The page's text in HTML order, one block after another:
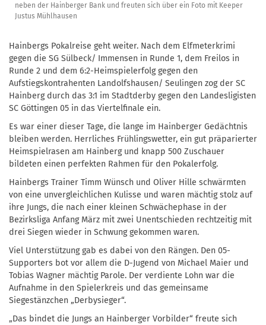
neben der Hainberger Bank und freuten sich über ein Foto mit Keeper
Justus Mühlhausen
Hainbergs Pokalreise geht weiter. Nach dem Elfmeterkrimi
gegen die SG Sülbeck/ Immensen in Runde 1, dem Freilos in
Runde 2 und dem 6:2-Heimspielerfolg gegen den
Aufstiegskontrahenten Landolfshausen/ Seulingen zog der SC
Hainberg durch das 3:1 im Stadtderby gegen den Landesligisten
SC Göttingen 05 in das Viertelfinale ein.
Es war einer dieser Tage, die lange im Hainberger Gedächtnis
bleiben werden. Herrliches Frühlingswetter, ein gut präparierter
Heimspielrasen am Hainberg und knapp 500 Zuschauer
bildeten einen perfekten Rahmen für den Pokalerfolg.
Hainbergs Trainer Timm Wünsch und Oliver Hille schwärmten
von eine unvergleichlichen Kulisse und waren mächtig stolz auf
ihre Jungs, die nach einer kleinen Schwächephase in der
Bezirksliga Anfang März mit zwei Unentschieden rechtzeitig mit
drei Siegen wieder in Schwung gekommen waren.
Viel Unterstützung gab es dabei von den Rängen. Den 05-
Supporters bot vor allem die D-Jugend von Michael Maier und
Tobias Wagner mächtig Parole. Der verdiente Lohn war die
Aufnahme in den Spielerkreis und das gemeinsame
Siegestänzchen „Derbysieger“.
„Das bindet die Jungs an Hainberger Vorbilder“ freute sich